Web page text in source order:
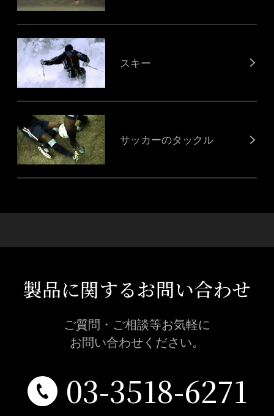
スキー
サッカーのタックル
製品に関するお問い合わせ
ご質問・ご相談等お気軽に
お問い合わせください。
03-3518-6271